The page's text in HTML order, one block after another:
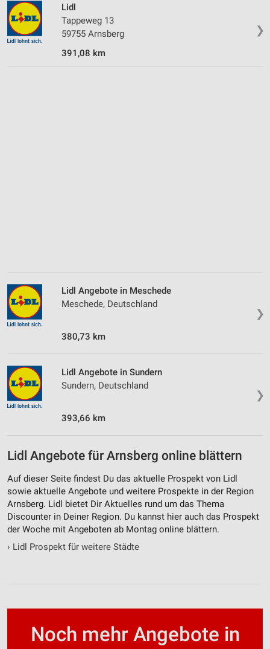
❯
Lidl
Tappeweg 13
59755 Arnsberg
391,08 km
❯
Lidl Angebote in Meschede
Meschede, Deutschland
380,73 km
❯
Lidl Angebote in Sundern
Sundern, Deutschland
393,66 km
Lidl Angebote für Arnsberg online blättern
Auf dieser Seite findest Du das aktuelle Prospekt von Lidl
sowie aktuelle Angebote und weitere Prospekte in der Region
Arnsberg. Lidl bietet Dir Aktuelles rund um das Thema
Discounter in Deiner Region. Du kannst hier auch das Prospekt
der Woche mit Angeboten ab Montag online blättern.
› Lidl Prospekt für weitere Städte
Noch mehr Angebote in